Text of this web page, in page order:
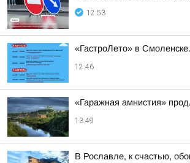
12:53
«ГастроЛето» в
12:46
«Гаражная амнистия»
13:49
В Рославле, к счастью,